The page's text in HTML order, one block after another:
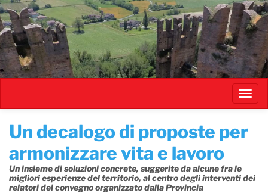
Salta
al
contenuto
principale
​Un decalogo di proposte per
armonizzare vita e lavoro
Un insieme di soluzioni concrete, suggerite da alcune fra le
migliori esperienze del territorio, al centro degli interventi dei
relatori del convegno organizzato dalla Provincia